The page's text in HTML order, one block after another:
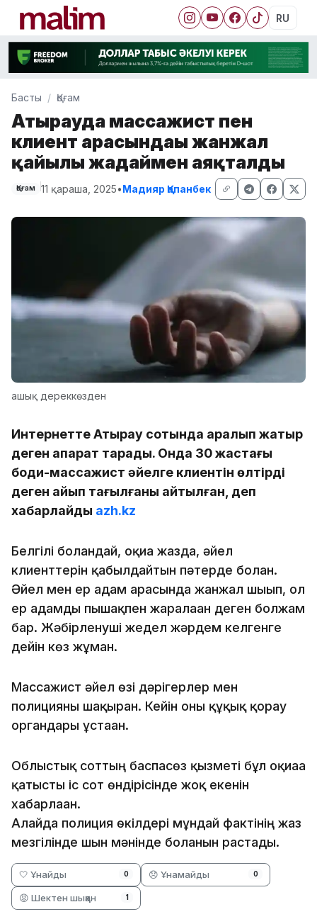
RU
Басты Қоғам
Атырауда массажист пен
клиент арасындағы жанжал
қайғылы жағдаймен аяқталды
Қоғам 11 қараша, 2025•Мадияр Қапанбек
ашық дереккөзден
Интернетте Атырау сотында қаралып жатыр
деген ақпарат тарады. Онда 30 жастағы
боди-массажист әйелге клиентін өлтірді
деген айып тағылғаны айтылған, деп
хабарлайды azh.kz
Белгілі болғандай, оқиға жазда, әйел
клиенттерін қабылдайтын пәтерде болған.
Әйел мен ер адам арасында жанжал шығып, ол
ер адамды пышақпен жаралаған деген болжам
бар. Жәбірленуші жедел жәрдем келгенге
дейін көз жұмған.
Массажист әйел өзі дәрігерлер мен
полицияны шақырған. Кейін оны құқық қорғау
органдары ұстаған.
Облыстық соттың баспасөз қызметі бұл оқиғаға
қатысты іс сот өндірісінде жоқ екенін
хабарлаған.
Алайда полиция өкілдері мұндай фактінің жаз
мезгілінде шын мәнінде болғанын растады.
🤍 Ұнайды 0 😞 Ұнамайды 0
😡 Шектен шыққан 1